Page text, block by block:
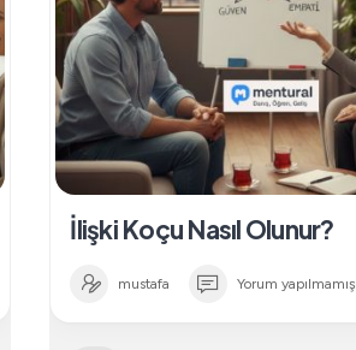
İlişki Koçu Nasıl Olunur?
mustafa Yorum yapılmamış